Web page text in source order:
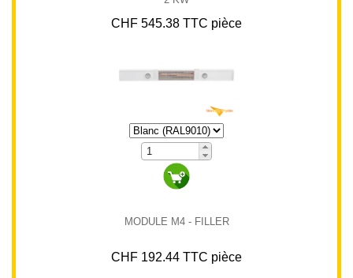
CHF 545.38 TTC pièce
MODULE M4 - FILLER
CHF 192.44 TTC pièce